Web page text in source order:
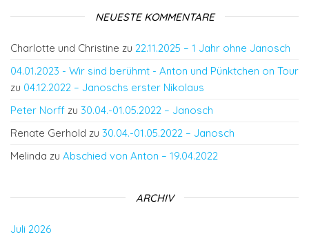
NEUESTE KOMMENTARE
Charlotte und Christine zu 22.11.2025 – 1 Jahr ohne Janosch
04.01.2023 - Wir sind berühmt - Anton und Pünktchen on Tour
zu 04.12.2022 – Janoschs erster Nikolaus
Peter Norff zu 30.04.-01.05.2022 – Janosch
Renate Gerhold zu 30.04.-01.05.2022 – Janosch
Melinda zu Abschied von Anton – 19.04.2022
ARCHIV
Juli 2026